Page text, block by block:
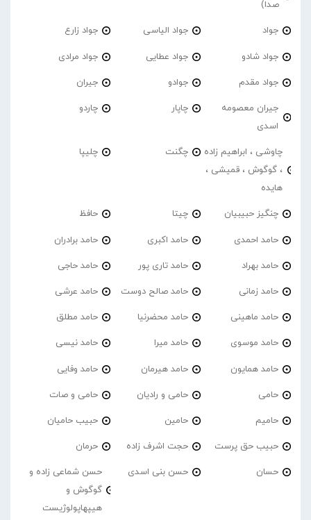
صدا)
جواد جواد الیاسی جواد زارع
جواد شادو جواد عطایی جواد مرادی
جواد مقدم جوادو جیران
جیران معصومه
اسدی
چاپار چاردو
چاوشی ، ابراهیم زاده
، گوگوش ، قمیشی ،
هایده
چگنت چلیپا
چنگیز حبیبیان چیتا حافظ
حامد احمدی حامد اکبری حامد برادران
حامد بهراد حامد تاری پور حامد حاجی
حامد زمانی حامد صالح دوست حامد عرشی
حامد ماهینی حامد محضرنیا حامد مطلق
حامد موسوی حامد میرا حامد نیسی
حامد همایون حامد هیرمان حامد وفایی
حامی حامی و رادیان حامی و صات
حامیم حامین حبیب حامیان
حبیب حق پرست حجت اشرف زاده حرمان
حسان حسن بنی اسدی
حسن شماعی زاده و
گوگوش و
هیپهاپولوژیست